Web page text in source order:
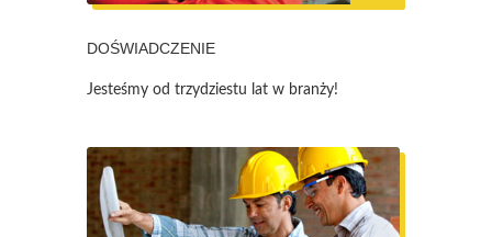
DOŚWIADCZENIE
Jesteśmy od trzydziestu lat w branży!